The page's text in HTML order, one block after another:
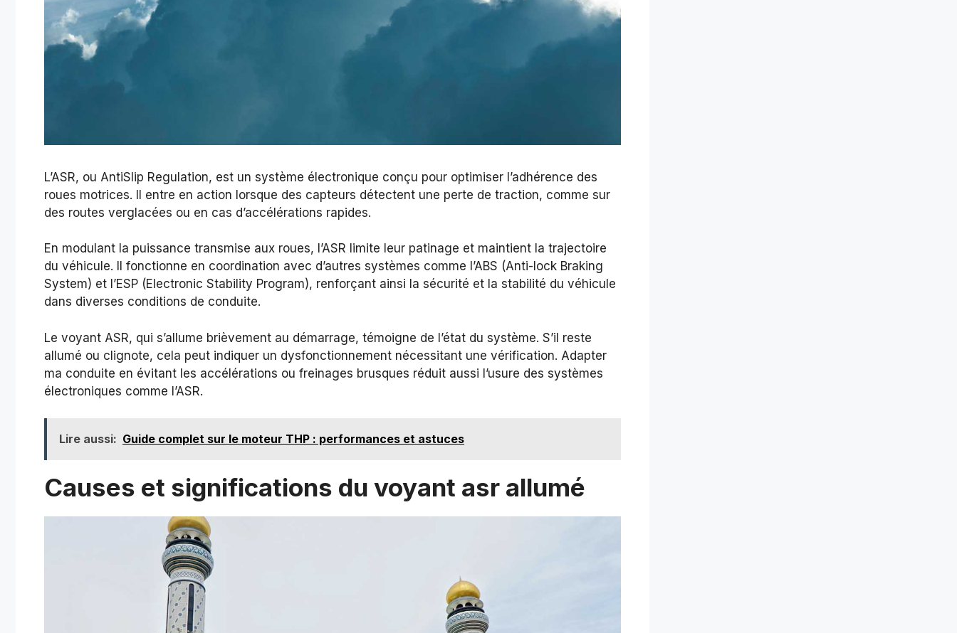
L’ASR, ou AntiSlip Regulation, est un système électronique conçu pour optimiser l’adhérence des
roues motrices. Il entre en action lorsque des capteurs détectent une perte de traction, comme sur
des routes verglacées ou en cas d’accélérations rapides.
En modulant la puissance transmise aux roues, l’ASR limite leur patinage et maintient la trajectoire
du véhicule. Il fonctionne en coordination avec d’autres systèmes comme l’ABS (Anti-lock Braking
System) et l’ESP (Electronic Stability Program), renforçant ainsi la sécurité et la stabilité du véhicule
dans diverses conditions de conduite.
Le voyant ASR, qui s’allume brièvement au démarrage, témoigne de l’état du système. S’il reste
allumé ou clignote, cela peut indiquer un dysfonctionnement nécessitant une vérification. Adapter
ma conduite en évitant les accélérations ou freinages brusques réduit aussi l’usure des systèmes
électroniques comme l’ASR.
Lire aussi: Guide complet sur le moteur THP : performances et astuces
Causes et significations du voyant asr allumé